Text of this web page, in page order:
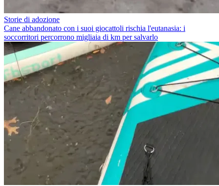
Storie di adozione
Cane abbandonato con i suoi giocattoli rischia l'eutanasia: i
soccorritori percorrono migliaia di km per salvarlo